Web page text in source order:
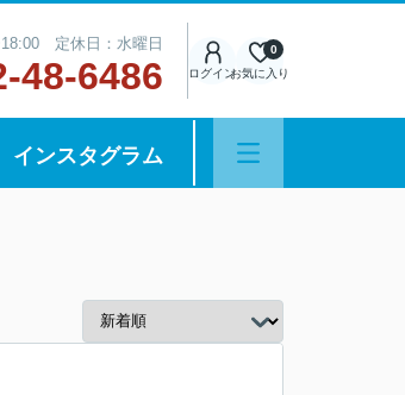
定休日：水曜日
48-6486 ログインお気に入り
0
インスタグラム